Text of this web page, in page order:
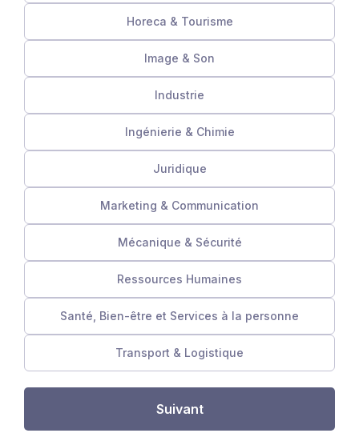
Horeca & Tourisme
Image & Son
Industrie
Ingénierie & Chimie
Juridique
Marketing & Communication
Mécanique & Sécurité
Ressources Humaines
Santé, Bien-être et Services à la personne
Transport & Logistique
Suivant